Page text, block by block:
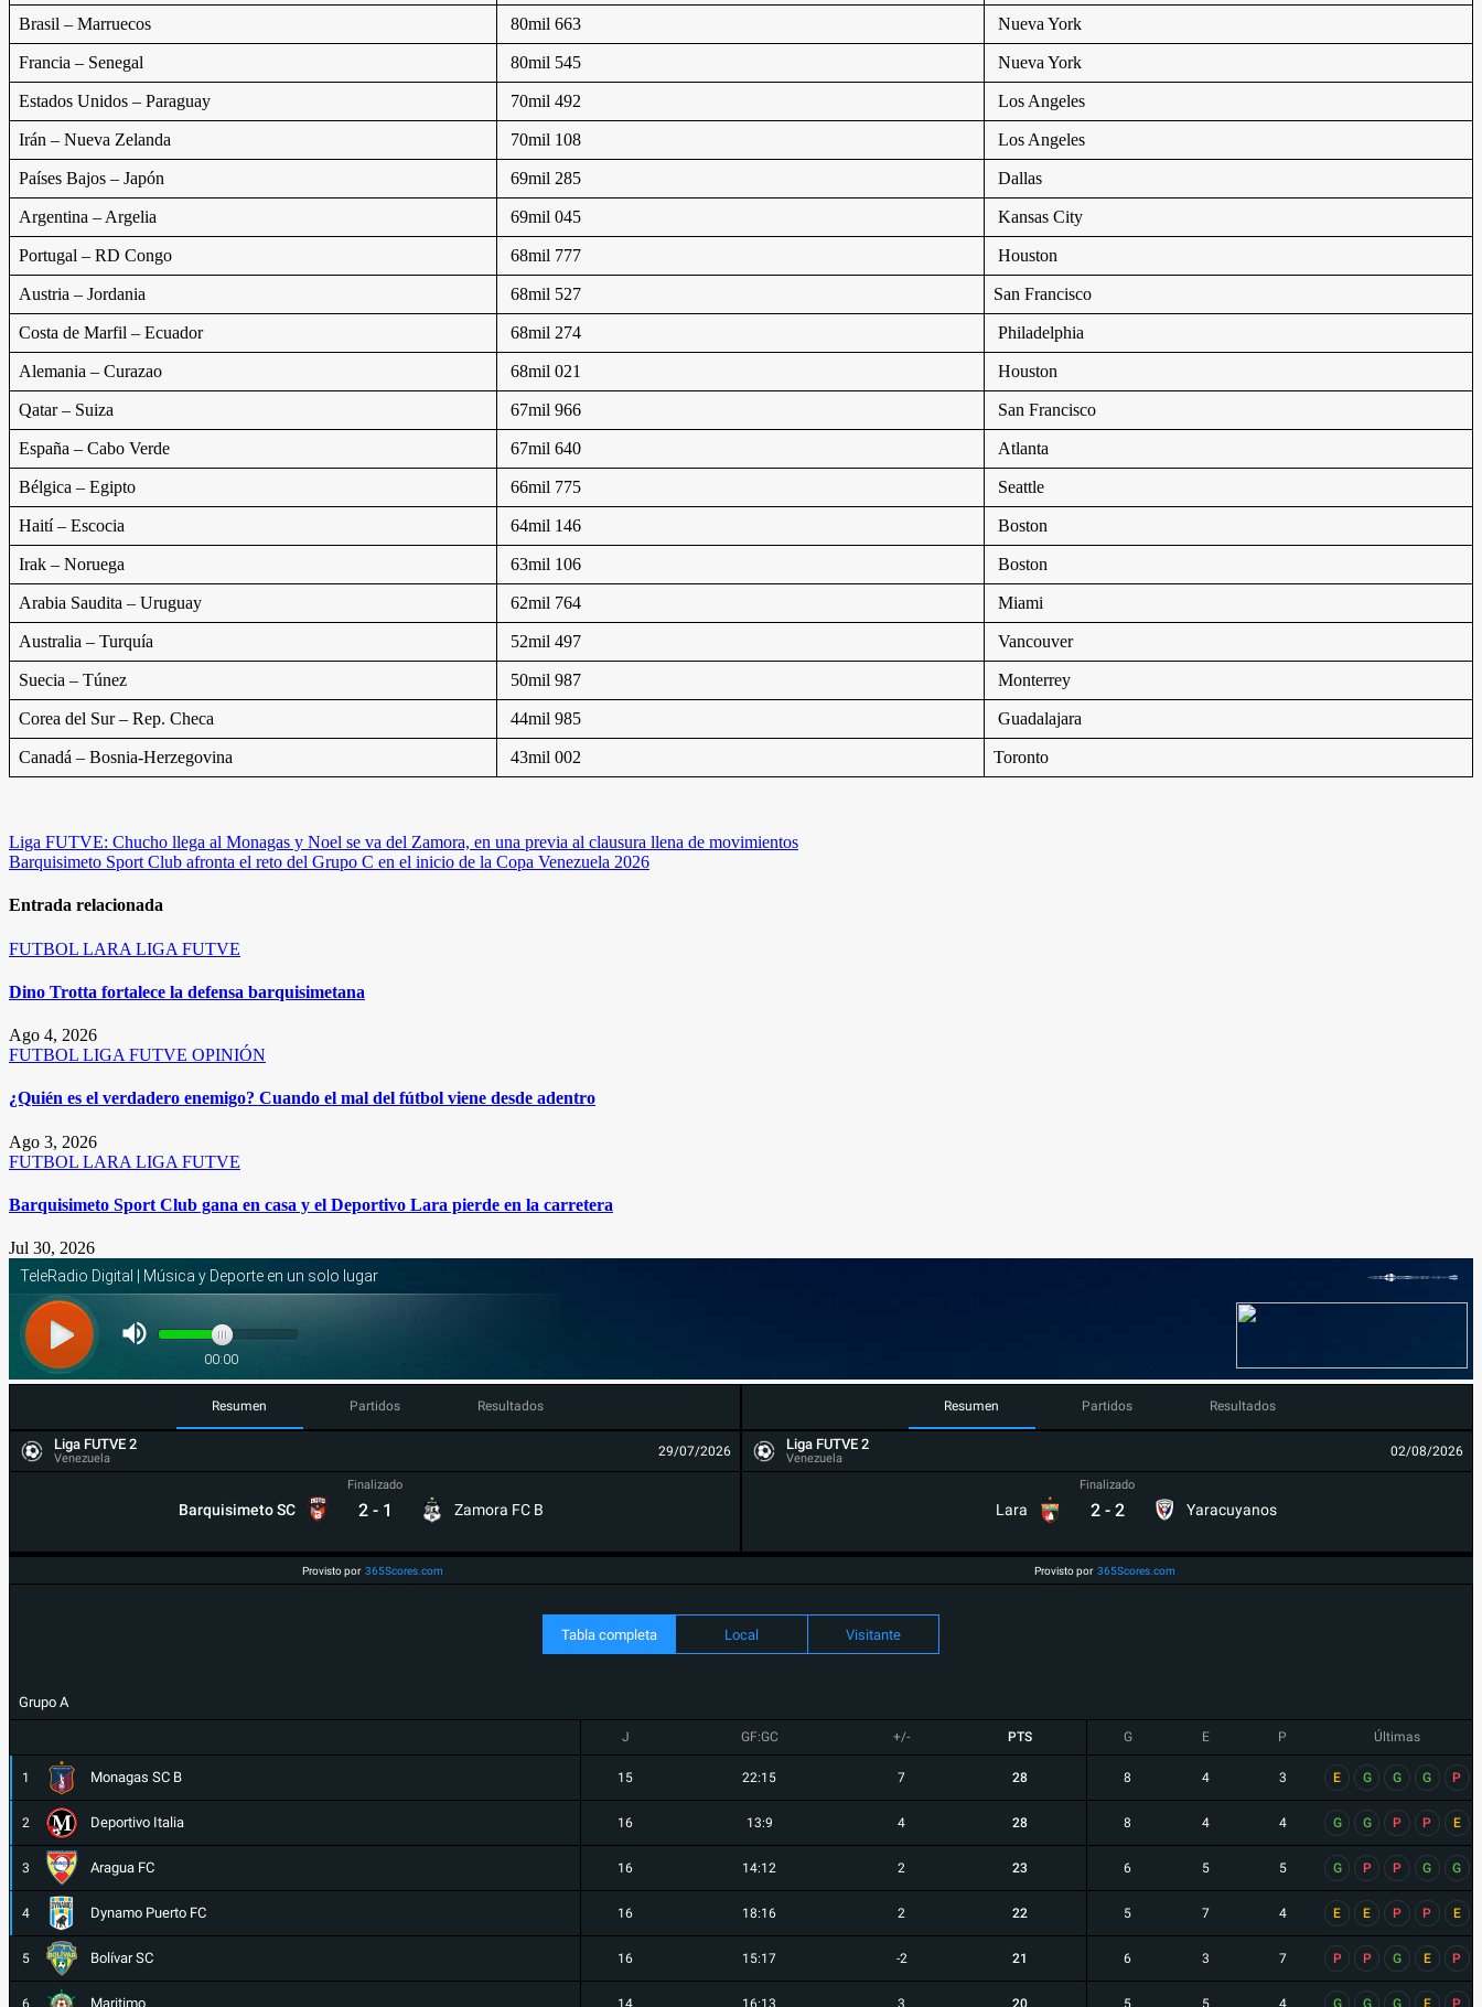
Brasil – Marruecos 80mil 663 Nueva York
Francia – Senegal 80mil 545 Nueva York
Estados Unidos – Paraguay 70mil 492 Los Angeles
Irán – Nueva Zelanda 70mil 108 Los Angeles
Países Bajos – Japón 69mil 285 Dallas
Argentina – Argelia 69mil 045 Kansas City
Portugal – RD Congo 68mil 777 Houston
Austria – Jordania 68mil 527 San Francisco
Costa de Marfil – Ecuador 68mil 274 Philadelphia
Alemania – Curazao 68mil 021 Houston
Qatar – Suiza 67mil 966 San Francisco
España – Cabo Verde 67mil 640 Atlanta
Bélgica – Egipto 66mil 775 Seattle
Haití – Escocia 64mil 146 Boston
Irak – Noruega 63mil 106 Boston
Arabia Saudita – Uruguay 62mil 764 Miami
Australia – Turquía 52mil 497 Vancouver
Suecia – Túnez 50mil 987 Monterrey
Corea del Sur – Rep. Checa 44mil 985 Guadalajara
Canadá – Bosnia-Herzegovina 43mil 002 Toronto
Navegación
de
entradas
Liga FUTVE: Chucho llega al Monagas y Noel se va del Zamora, en una previa al clausura llena de movimientos
Barquisimeto Sport Club afronta el reto del Grupo C en el inicio de la Copa Venezuela 2026
Entrada relacionada
FUTBOL LARA LIGA FUTVE
Dino Trotta fortalece la defensa barquisimetana
Ago 4, 2026
FUTBOL LIGA FUTVE OPINIÓN
¿Quién es el verdadero enemigo? Cuando el mal del fútbol viene desde adentro
Ago 3, 2026
FUTBOL LARA LIGA FUTVE
Barquisimeto Sport Club gana en casa y el Deportivo Lara pierde en la carretera
Jul 30, 2026
Resumen Partidos Resultados
Liga FUTVE 2
Venezuela 29/07/2026
Barquisimeto SC
Finalizado
2 - 1 Zamora FC B
Provisto por 365Scores.com
Resumen Partidos Resultados
Liga FUTVE 2
Venezuela 02/08/2026
Lara
Finalizado
2 - 2 Yaracuyanos
Provisto por 365Scores.com
Tabla completa Local Visitante
Grupo A
J GF:GC +/- PTS G E P Últimas
1 Monagas SC B 15 22:15 7 28 8 4 3 E G G G P
2 Deportivo Italia 16 13:9 4 28 8 4 4 G G P P E
3 Aragua FC 16 14:12 2 23 6 5 5 G P P G G
4 Dynamo Puerto FC 16 18:16 2 22 5 7 4 E E P P E
5 Bolívar SC 16 15:17 -2 21 6 3 7 P P G E P
Maritimo